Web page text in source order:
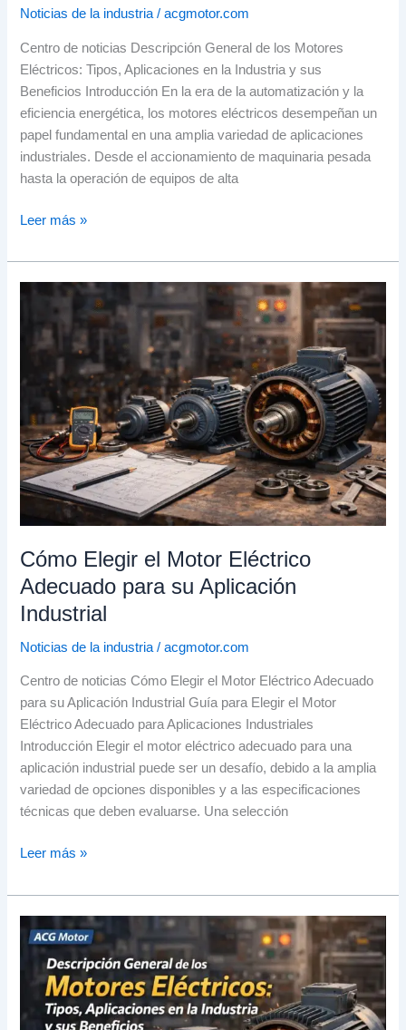
Noticias de la industria/acgmotor.com
Centro de noticias Descripción General de los Motores
Eléctricos: Tipos, Aplicaciones en la Industria y sus
Beneficios Introducción En la era de la automatización y la
eficiencia energética, los motores eléctricos desempeñan un
papel fundamental en una amplia variedad de aplicaciones
industriales. Desde el accionamiento de maquinaria pesada
hasta la operación de equipos de alta
Leer más »
Cómo Elegir el Motor Eléctrico
Adecuado para su Aplicación
Industrial
Noticias de la industria /acgmotor.com
Centro de noticias Cómo Elegir el Motor Eléctrico Adecuado
para su Aplicación Industrial Guía para Elegir el Motor
Eléctrico Adecuado para Aplicaciones Industriales
Introducción Elegir el motor eléctrico adecuado para una
aplicación industrial puede ser un desafío, debido a la amplia
variedad de opciones disponibles y a las especificaciones
técnicas que deben evaluarse. Una selección
Eléctrico
Adecuado
para
su
Aplicación
Industrial
Leer más »
Mantenimiento
de
motor
eléctrico